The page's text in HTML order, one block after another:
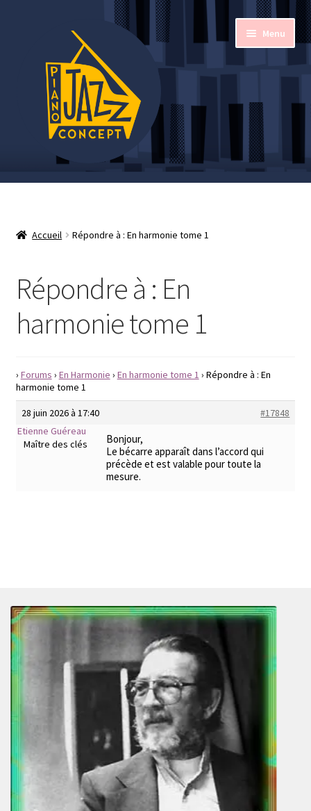
navigation
contenu
Menu
Accueil
Forums
Actualité
menu
enfant
Français
Ouvrir
le
Accueil Répondre à : En harmonie tome 1
Répondre à : En
harmonie tome 1
› Forums › En Harmonie › En harmonie tome 1 › Répondre à : En
harmonie tome 1
28 juin 2026 à 17:40
#17848
Etienne Guéreau
Maître des clés
Bonjour,
Le bécarre apparaît dans l’accord qui
précède et est valable pour toute la
mesure.